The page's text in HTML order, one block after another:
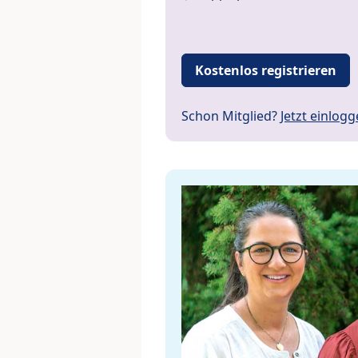
Kostenlos registrieren
Schon Mitglied? Jetzt